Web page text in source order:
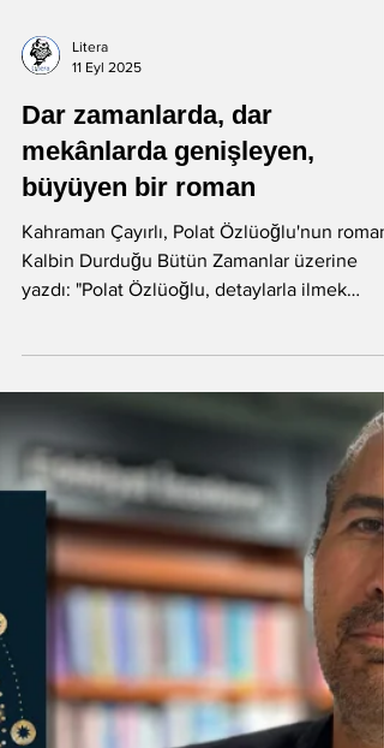
11 Eyl 2025
Dar zamanlarda, dar
büyüyen bir roman
yazdı: "Polat Özlüoğlu, detaylarla ilmek
ilmek...